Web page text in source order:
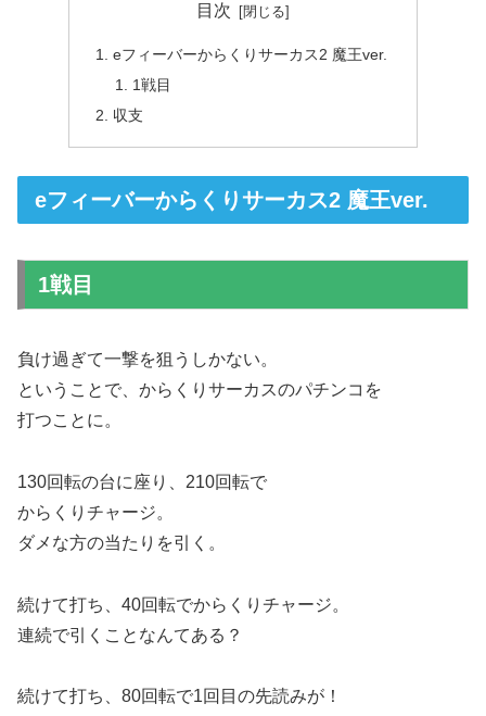
目次
eフィーバーからくりサーカス2 魔王ver.
1戦目
収支
eフィーバーからくりサーカス2 魔王ver.
1戦目
負け過ぎて一撃を狙うしかない。
ということで、からくりサーカスのパチンコを
打つことに。
130回転の台に座り、210回転で
からくりチャージ。
ダメな方の当たりを引く。
続けて打ち、40回転でからくりチャージ。
連続で引くことなんてある？
続けて打ち、80回転で1回目の先読みが！